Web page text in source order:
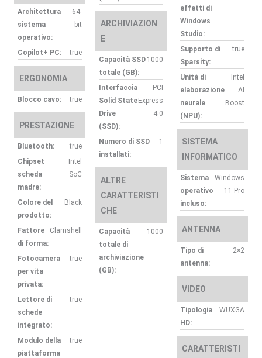
Architettura
sistema
operativo:
64-
bit
Copilot+ PC: true
ERGONOMIA
Blocco cavo: true
PRESTAZIONE
Bluetooth:
true
Chipset
scheda
madre:
Intel
SoC
Colore del
prodotto:
Black
Fattore
di forma:
Clamshell
Fotocamera
per vita
privata:
true
Lettore di
schede
integrato:
true
Modulo della
piattaforma
true
ARCHIVIAZION
E
Capacità SSD
totale (GB):
1000
Interfaccia
Solid State
Drive
(SSD):
PCI
Express
4.0
Numero di SSD
installati:
1
ALTRE
CARATTERISTI
CHE
Capacità
totale di
archiviazione
(GB):
1000
effetti di
Windows
Studio:
Supporto di
Sparsity:
true
Unità di
elaborazione
neurale
(NPU):
Intel
AI
Boost
SISTEMA
INFORMATICO
Sistema
operativo
incluso:
Windows
11 Pro
ANTENNA
Tipo di
antenna:
2×2
VIDEO
Tipologia
HD:
WUXGA
CARATTERISTI